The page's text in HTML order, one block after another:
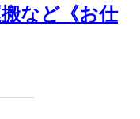
など《お仕